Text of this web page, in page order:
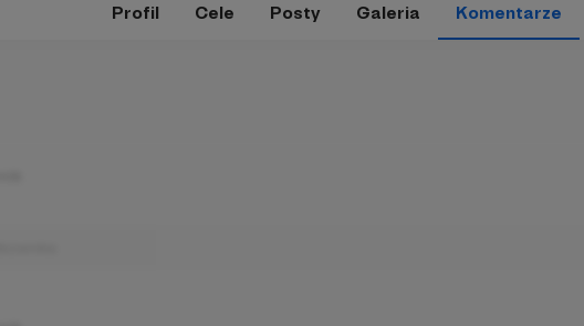
Profil Cele Posty Galeria Komentarze